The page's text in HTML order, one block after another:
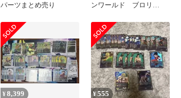
パーツまとめ売り
ンワールド ブロリ
レル
¥8,399 ¥555